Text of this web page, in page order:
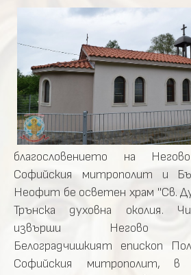
благословението на Негово
Софийския
митрополит и
Неофит бе осветен храм "Св.
Трънска
духовна
околия.
извърши
Негово
Белоградчишкият
епископ
Софийския
митрополит, в